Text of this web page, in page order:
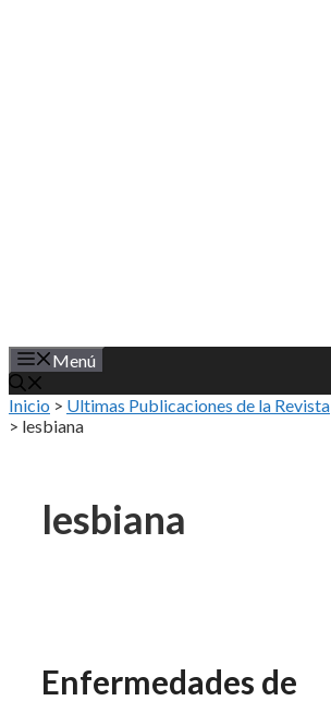
Menú
Inicio > Ultimas Publicaciones de la Revista
> lesbiana
lesbiana
Enfermedades de